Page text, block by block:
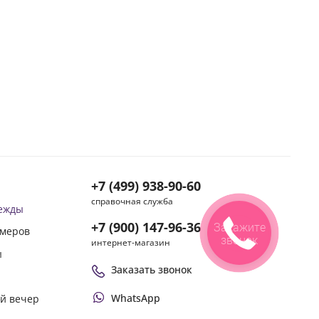
вечер
+7 (499) 938-90-60
справочная служба
+7 (900) 147-96-36
интернет-магазин
Заказать звонок
WhatsApp
Закажите
звонок